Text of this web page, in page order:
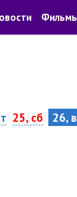
25, сб 26,